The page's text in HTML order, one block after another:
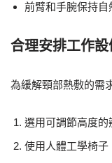
前臂和手腕保持自
合理安排工作設
為緩解頸部熱敷的需
選用可調節高度的
使用人體工學椅子